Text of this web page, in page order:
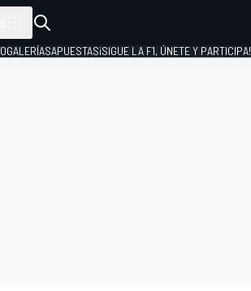
APUESTAS¡SIGUE LA F1, ÚNETE Y PARTICIPA!